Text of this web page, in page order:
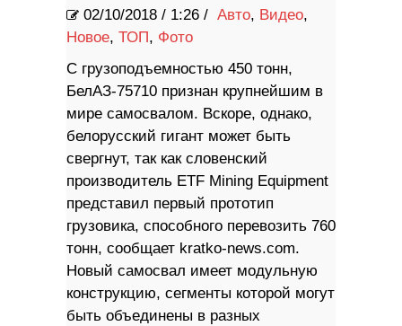
02/10/2018 / 1:26 / Авто, Видео,
Новое, ТОП, Фото
С грузоподъемностью 450 тонн,
БелАЗ-75710 признан крупнейшим в
мире самосвалом. Вскоре, однако,
белорусский гигант может быть
свергнут, так как словенский
производитель ETF Mining Equipment
представил первый прототип
грузовика, способного перевозить 760
тонн, сообщает kratko-news.com.
Новый самосвал имеет модульную
конструкцию, сегменты которой могут
быть объединены в разных